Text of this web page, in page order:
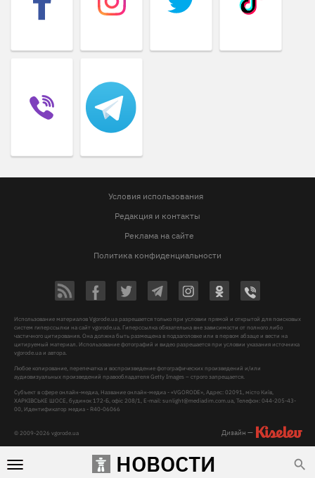
НОВОСТИ
Условия использования
Редакция и контакты
Реклама на сайте
Политика конфиденциальности
© 2009-2026 vgorode.ua
Использование материалов Vgorode.ua разрешается только при условии прямой и открытой для поисковых
систем гиперссылки на сайт vgorode.ua. Гиперссылка обязательна вне зависимости от полного либо
частичного цитирования. Она должна быть размещена в подзаголовке или в первом абзаце и вести на
цитируемый материал. Использование фотографий и видео разрешается при условии указания источника
vgorode.ua и автора.
Любое копирование, перепечатка и воспроизведение фотографических произведений и/или
аудиовизуальных произведений правообладателя Getty Images – строго запрещается.
Субъект в сфере онлайн-медиа, Название онлайн-медиа - «VGORODE», Адрес: 02091, місто Київ,
ХАРКІВСЬКЕ ШОСЕ, будинок 172-Б, офіс 208/1, E-mail:sunlight@mediadim.com.ua, Телефон: 044-205-43-
00, Идентификатор медиа - R40-06066
Дизайн —